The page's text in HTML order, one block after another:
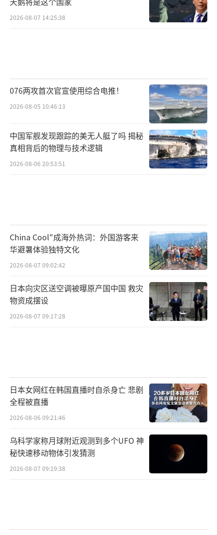
2026-08-07 14:25:38
076两攻首次官宣使用综合电推！
2026-08-05 10:46:13
中国军舰发现跟踪的美无人艇了吗 揭秘
真相背后的物理与技术逻辑
2026-08-06 20:53:51
China Cool"成海外热词：外国游客来
华避暑体验独特文化
2026-08-07 09:02:42
日本向灾区送空调被曝原产国中国 救灾
物资成摆设
2026-08-07 09:17:28
日本女网红在韩国直播时自杀身亡 悲剧
全程被直播
2026-08-06 09:21:46
乌科学家称月球附近观测到多个UFO 神
秘快速移动物体引发猜测
2026-08-07 09:19:38